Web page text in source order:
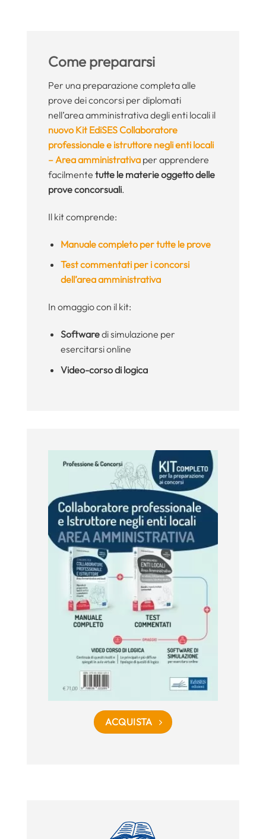
Come prepararsi
Per una preparazione completa alle
prove dei concorsi per diplomati
nell’area amministrativa degli enti locali il
nuovo Kit EdiSES Collaboratore
professionale e istruttore negli enti locali
– Area amministrativaper apprendere
facilmente tutte le materie oggetto delle
prove concorsuali.
Il kit comprende:
Manuale completo per tutte le prove
Test commentati per i concorsi
dell’area amministrativa
In omaggio con il kit:
Softwaredi simulazione per
esercitarsi online
Video-corso di logica
ACQUISTA